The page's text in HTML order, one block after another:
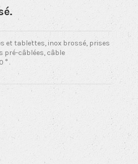
et tablettes, inox brossé, prises
pré-câblées, câble
° .